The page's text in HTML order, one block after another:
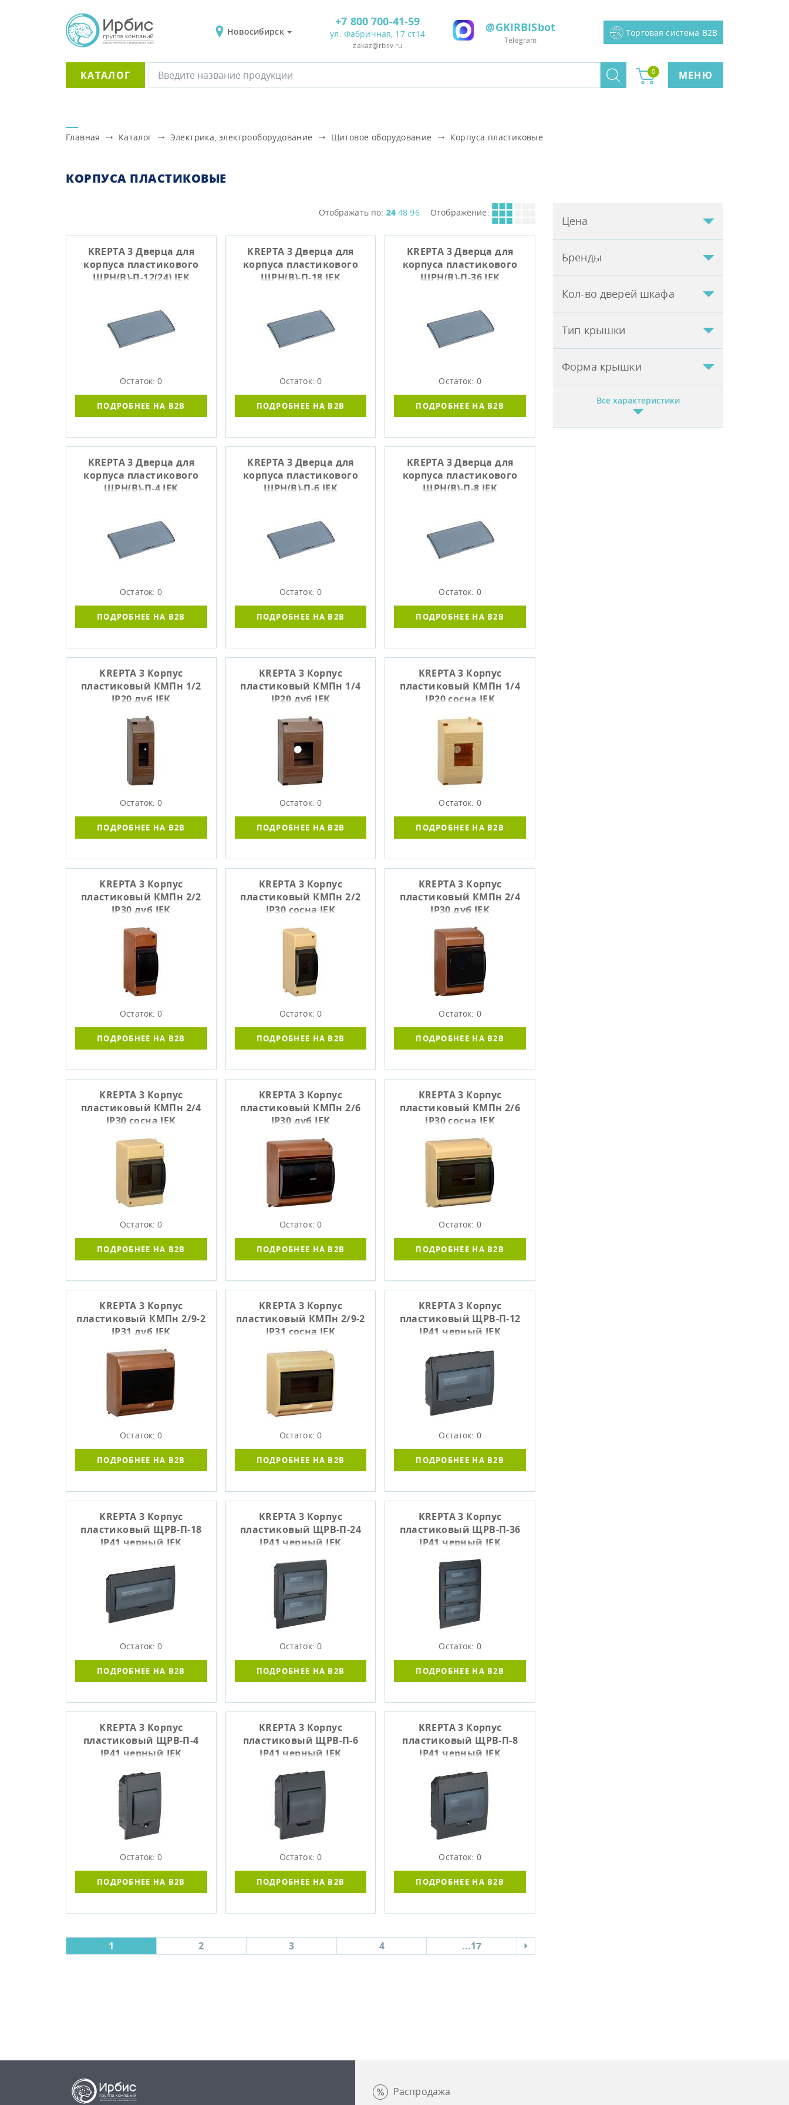
Новосибирск
+7 800 700-41-59
ул. Фабричная, 17 ст14
zakaz@rbsv.ru
@GKIRBISbot
Telegram
Торговая система B2B
КАТАЛОГ 0 МЕНЮ
Главная Каталог Электрика, электрооборудование Щитовое оборудование Корпуса пластиковые
Цена
Бренды
Кол-во дверей шкафа
Тип крышки
Форма крышки
Все характеристики
КОРПУСА ПЛАСТИКОВЫЕ
Отображать по: 24 48 96 Отображение:
KREPTA 3 Дверца для
корпуса пластикового
ЩРН(В)-П-12(24) IEK
Остаток: 0
ПОДРОБНЕЕ НА B2B
KREPTA 3 Дверца для
корпуса пластикового
ЩРН(В)-П-18 IEK
Остаток: 0
ПОДРОБНЕЕ НА B2B
KREPTA 3 Дверца для
корпуса пластикового
ЩРН(В)-П-36 IEK
Остаток: 0
ПОДРОБНЕЕ НА B2B
KREPTA 3 Дверца для
корпуса пластикового
ЩРН(В)-П-4 IEK
Остаток: 0
ПОДРОБНЕЕ НА B2B
KREPTA 3 Дверца для
корпуса пластикового
ЩРН(В)-П-6 IEK
Остаток: 0
ПОДРОБНЕЕ НА B2B
KREPTA 3 Дверца для
корпуса пластикового
ЩРН(В)-П-8 IEK
Остаток: 0
ПОДРОБНЕЕ НА B2B
KREPTA 3 Корпус
пластиковый КМПн 1/2
IP20 дуб IEK
Остаток: 0
ПОДРОБНЕЕ НА B2B
KREPTA 3 Корпус
пластиковый КМПн 1/4
IP20 дуб IEK
Остаток: 0
ПОДРОБНЕЕ НА B2B
KREPTA 3 Корпус
пластиковый КМПн 1/4
IP20 сосна IEK
Остаток: 0
ПОДРОБНЕЕ НА B2B
KREPTA 3 Корпус
пластиковый КМПн 2/2
IP30 дуб IEK
Остаток: 0
ПОДРОБНЕЕ НА B2B
KREPTA 3 Корпус
пластиковый КМПн 2/2
IP30 сосна IEK
Остаток: 0
ПОДРОБНЕЕ НА B2B
KREPTA 3 Корпус
пластиковый КМПн 2/4
IP30 дуб IEK
Остаток: 0
ПОДРОБНЕЕ НА B2B
KREPTA 3 Корпус
пластиковый КМПн 2/4
IP30 сосна IEK
Остаток: 0
ПОДРОБНЕЕ НА B2B
KREPTA 3 Корпус
пластиковый КМПн 2/6
IP30 дуб IEK
Остаток: 0
ПОДРОБНЕЕ НА B2B
KREPTA 3 Корпус
пластиковый КМПн 2/6
IP30 сосна IEK
Остаток: 0
ПОДРОБНЕЕ НА B2B
KREPTA 3 Корпус
пластиковый КМПн 2/9-2
IP31 дуб IEK
Остаток: 0
ПОДРОБНЕЕ НА B2B
KREPTA 3 Корпус
пластиковый КМПн 2/9-2
IP31 сосна IEK
Остаток: 0
ПОДРОБНЕЕ НА B2B
KREPTA 3 Корпус
пластиковый ЩРВ-П-12
IP41 черный IEK
Остаток: 0
ПОДРОБНЕЕ НА B2B
KREPTA 3 Корпус
пластиковый ЩРВ-П-18
IP41 черный IEK
Остаток: 0
ПОДРОБНЕЕ НА B2B
KREPTA 3 Корпус
пластиковый ЩРВ-П-24
IP41 черный IEK
Остаток: 0
ПОДРОБНЕЕ НА B2B
KREPTA 3 Корпус
пластиковый ЩРВ-П-36
IP41 черный IEK
Остаток: 0
ПОДРОБНЕЕ НА B2B
KREPTA 3 Корпус
пластиковый ЩРВ-П-4
IP41 черный IEK
Остаток: 0
ПОДРОБНЕЕ НА B2B
KREPTA 3 Корпус
пластиковый ЩРВ-П-6
IP41 черный IEK
Остаток: 0
ПОДРОБНЕЕ НА B2B
KREPTA 3 Корпус
пластиковый ЩРВ-П-8
IP41 черный IEK
Остаток: 0
ПОДРОБНЕЕ НА B2B
1 2 3 4 ...17
Распродажа